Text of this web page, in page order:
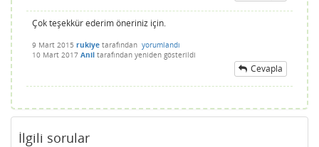
Çok teşekkür ederim öneriniz için.
9 Mart 2015 rukiye tarafından yorumlandı
10 Mart 2017 Anil tarafından yeniden gösterildi
Cevapla
İlgili sorular